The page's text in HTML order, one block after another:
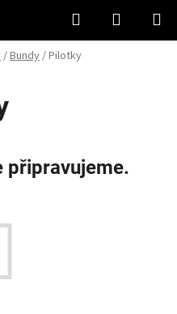
Hledat
KOŠÍK
/Bundy/Pilotky
připravujeme.